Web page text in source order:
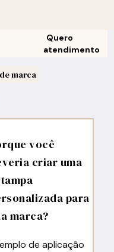
Quero
atendimento
marca
você
criar uma
para
marca?
de aplicação